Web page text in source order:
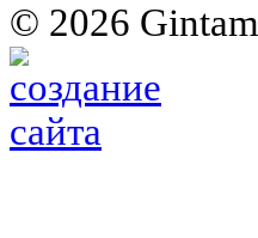
© 2026